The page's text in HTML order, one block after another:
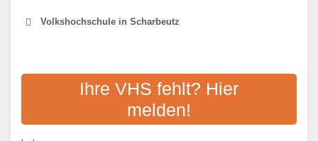
Volkshochschule in Scharbeutz
VOLKSHOCHSCHULE IN DER
GEMEINDE SCHARBEUTZ E.V.
Am Bürgerhaus 2, 23683 Scharbeutz
Aktualisiert: August 2021
Ihre VHS fehlt? Hier
melden!